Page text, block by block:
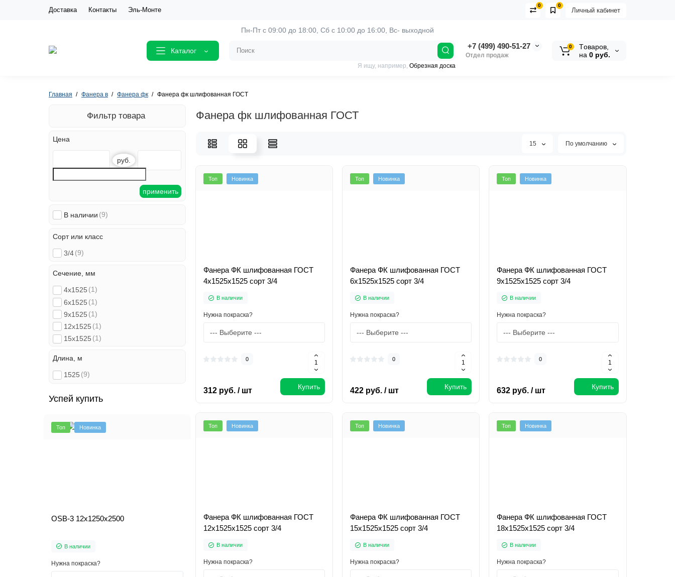
Доставка Контакты Эль-Монте Личный кабинет
0
0
Каталог
Пн-Пт с 09:00 до 18:00, Сб с 10:00 до 16:00, Вс- выходной
+7 (499) 490-51-27
Отдел продаж
Я ищу, например, Обрезная доска
0
Tоваров,
на 0 руб.
Главная Фанера в Фанера фк Фанера фк шлифованная ГОСТ
Фильтр товара
Цена
руб.
применить
В наличии (9)
Сорт или класс
3/4(9)
Сечение, мм
4x1525 (1)
6x1525 (1)
9x1525 (1)
12x1525 (1)
15x1525 (1)
21x1525
24x1525
Длина, м
1525 (9)
Успей купить
Топ Новинка
OSB-3 12х1250x2500
В наличии
Нужна покраска?
Фанера фк шлифованная ГОСТ
15 По умолчанию
Топ Новинка
Фанера ФК шлифованная ГОСТ
4х1525х1525 сорт 3/4
В наличии
Нужна покраска?
0
312 руб. / шт Купить
Топ Новинка
Фанера ФК шлифованная ГОСТ
6х1525х1525 сорт 3/4
В наличии
Нужна покраска?
0
422 руб. / шт Купить
Топ Новинка
Фанера ФК шлифованная ГОСТ
9х1525х1525 сорт 3/4
В наличии
Нужна покраска?
0
632 руб. / шт Купить
Топ Новинка
Фанера ФК шлифованная ГОСТ
12х1525х1525 сорт 3/4
В наличии
Нужна покраска?
Топ Новинка
Фанера ФК шлифованная ГОСТ
15х1525х1525 сорт 3/4
В наличии
Нужна покраска?
Топ Новинка
Фанера ФК шлифованная ГОСТ
18х1525х1525 сорт 3/4
В наличии
Нужна покраска?